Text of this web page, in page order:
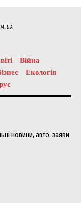
Війна
Екологія
рус
новини, авто, заяви